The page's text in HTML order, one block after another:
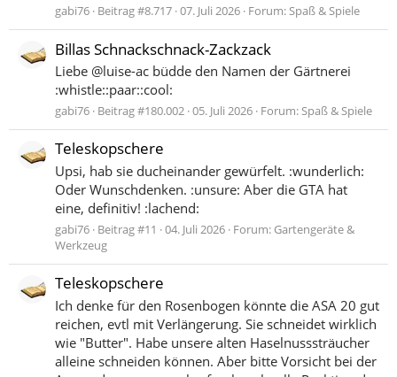
gabi76 Beitrag #8.717 07. Juli 2026 Forum:Spaß & Spiele
Billas Schnackschnack-Zackzack
Liebe @luise-ac büdde den Namen der Gärtnerei
:whistle::paar::cool:
gabi76 Beitrag #180.002 05. Juli 2026 Forum:Spaß & Spiele
Teleskopschere
Upsi, hab sie ducheinander gewürfelt. :wunderlich:
Oder Wunschdenken. :unsure: Aber die GTA hat
eine, definitiv! :lachend:
gabi76 Beitrag #11 04. Juli 2026 Forum: Gartengeräte &
Werkzeug
Teleskopschere
Ich denke für den Rosenbogen könnte die ASA 20 gut
reichen, evtl mit Verlängerung. Sie schneidet wirklich
wie "Butter". Habe unsere alten Haselnusssträucher
alleine schneiden können. Aber bitte Vorsicht bei der